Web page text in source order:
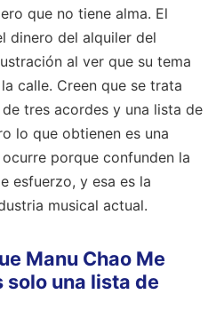
que no tiene alma. El
dinero del alquiler del
al ver que su tema
calle. Creen que se trata
tres acordes y una lista de
lo que obtienen es una
porque confunden la
esfuerzo, y esa es la
musical actual.
Manu Chao Me
solo una lista de